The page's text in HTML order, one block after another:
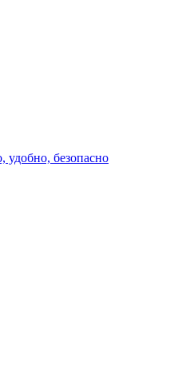
удобно, безопасно